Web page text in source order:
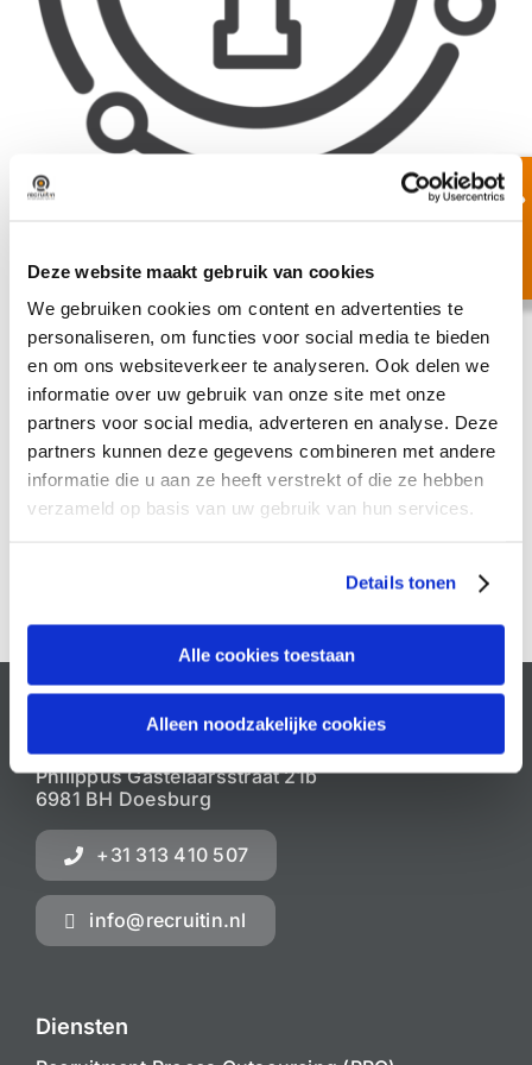
Deze website maakt gebruik van cookies
We gebruiken cookies om content en advertenties te
personaliseren, om functies voor social media te bieden
en om ons websiteverkeer te analyseren. Ook delen we
informatie over uw gebruik van onze site met onze
partners voor social media, adverteren en analyse. Deze
partners kunnen deze gegevens combineren met andere
informatie die u aan ze heeft verstrekt of die ze hebben
verzameld op basis van uw gebruik van hun services.
Details tonen
Alle cookies toestaan
Alleen noodzakelijke cookies
Maandelijkse
evaluatie; wij blijven
verbeteren door
feedback
7 januari 2025
Philippus Gastelaarsstraat 21b
6981 BH Doesburg
+31 313 410 507
info@recruitin.nl
Diensten